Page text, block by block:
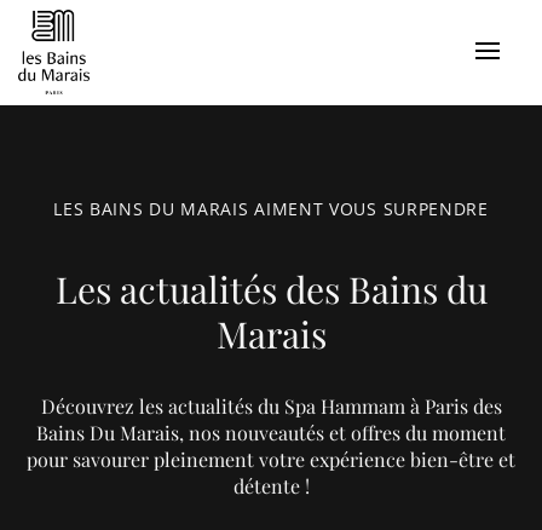
LES BAINS DU MARAIS AIMENT VOUS SURPENDRE
Les actualités des Bains du
Marais
Découvrez les actualités du Spa Hammam à Paris des
Bains Du Marais, nos nouveautés et offres du moment
pour savourer pleinement votre expérience bien-être et
détente !